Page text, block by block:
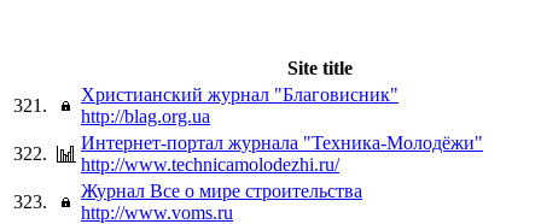
Site title
321.
Христианский журнал "Благовисник"
http://blag.org.ua
322.
Интернет-портал журнала "Техника-Молодёжи"
http://www.technicamolodezhi.ru/
323.
Журнал Все о мире строительства
http://www.voms.ru